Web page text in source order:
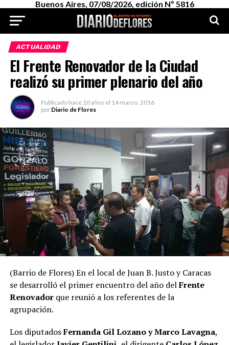
Buenos Aires, 07/08/2026, edición Nº 5816
ACTUALIDAD
El Frente Renovador de la Ciudad
realizó su primer plenario del año
Publicado hace 10 años el 14 marzo, 2016
por Diario de Flores
(Barrio de Flores) En el local de Juan B. Justo y Caracas
se desarrolló el primer encuentro del año delFrente
Renovadorque reunió a los referentes de la
agrupación.
Los diputadosFernanda Gil Lozano y Marco Lavagna,